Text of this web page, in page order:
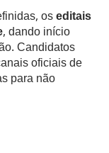
oseditais
, dando início
Candidatos
oficiais de
para não